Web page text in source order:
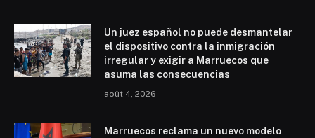
Un juez español no puede desmantelar
el dispositivo contra la inmigración
irregular y exigir a Marruecos que
asuma las consecuencias
août 4, 2026
Marruecos reclama un nuevo modelo